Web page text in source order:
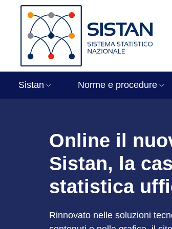
al contenuto principale
to footer content
Immagine
Sistan Norme e procedure
Online il
Sistan, la
statistica
Rinnovato nelle soluzioni